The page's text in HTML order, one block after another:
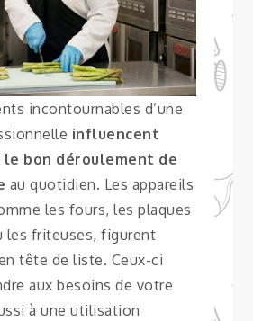
incontournables d’une
influencent
bon déroulement de
au quotidien. Les appareils
les fours, les plaques
les friteuses, figurent
tête de liste. Ceux-ci
aux besoins de votre
à une utilisation